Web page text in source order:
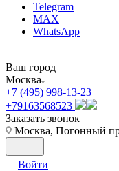
Telegram
MAX
WhatsApp
Ваш город
Москва
+7 (495) 998-13-23
+79163568523
Заказать звонок
Москва, Погонный
Войти